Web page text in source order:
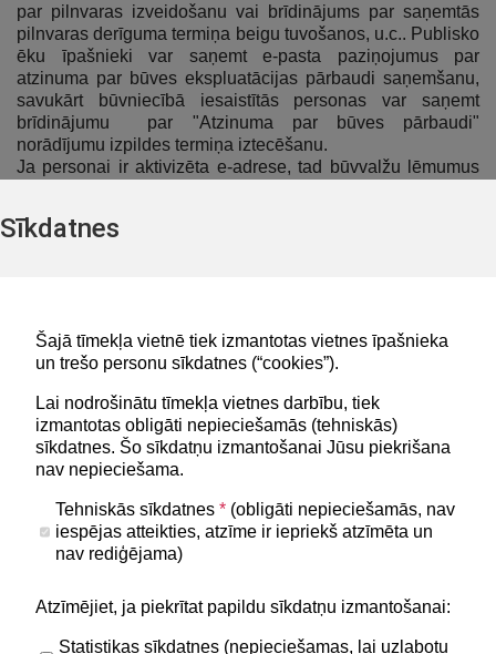
Sīkdatnes
Šajā tīmekļa vietnē tiek izmantotas vietnes īpašnieka
un trešo personu sīkdatnes (“cookies”).
Lai nodrošinātu tīmekļa vietnes darbību, tiek
izmantotas obligāti nepieciešamās (tehniskās)
sīkdatnes. Šo sīkdatņu izmantošanai Jūsu piekrišana
nav nepieciešama.
Tehniskās sīkdatnes *(obligāti nepieciešamās, nav
iespējas atteikties, atzīme ir iepriekš atzīmēta un
nav rediģējama)
Atzīmējiet, ja piekrītat papildu sīkdatņu izmantošanai:
Statistikas sīkdatnes (nepieciešamas, lai uzlabotu
par pilnvaras izveidošanu vai brīdinājums par saņemtās
pilnvaras derīguma termiņa beigu tuvošanos, u.c.. Publisko
ēku īpašnieki var saņemt e-pasta paziņojumus par
atzinuma par būves ekspluatācijas pārbaudi saņemšanu,
savukārt būvniecībā iesaistītās personas var saņemt
brīdinājumu par "Atzinuma par būves pārbaudi"
norādījumu izpildes termiņa iztecēšanu.
Ja personai ir aktivizēta e-adrese, tad būvvalžu lēmumus
viedtālrunī.
Lapa atjaunota 23.07.2026
Noderīgi
Privātuma politika
BIS lietošanas noteikumi
Lapas karte